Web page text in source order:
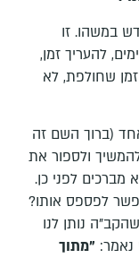
במשהו. זו
להעריך זמן,
שחולפת, לא
(ברוך השם זה
ולספור את
לפני כן.
לפספס אותו?
נותן לנו
נאמר: "מתוך